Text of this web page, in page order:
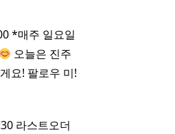
*매주 일요일
오늘은 진주
요! 팔로우 미!
라스트오더